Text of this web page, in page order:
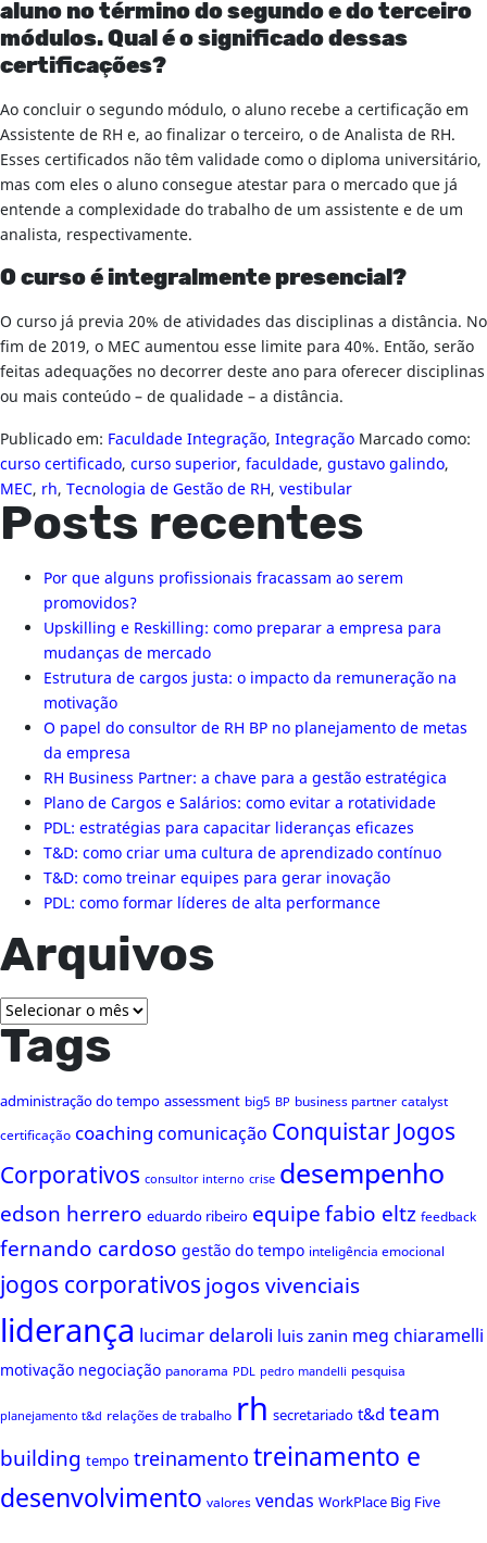
aluno no término do segundo e do terceiro
módulos. Qual é o significado dessas
certificações?
Ao concluir o segundo módulo, o aluno recebe a certificação em
Assistente de RH e, ao finalizar o terceiro, o de Analista de RH.
Esses certificados não têm validade como o diploma universitário,
mas com eles o aluno consegue atestar para o mercado que já
entende a complexidade do trabalho de um assistente e de um
analista, respectivamente.
O curso é integralmente presencial?
O curso já previa 20% de atividades das disciplinas a distância. No
fim de 2019, o MEC aumentou esse limite para 40%. Então, serão
feitas adequações no decorrer deste ano para oferecer disciplinas
ou mais conteúdo – de qualidade – a distância.
Publicado em: Faculdade Integração, Integração Marcado como:
curso certificado, curso superior, faculdade, gustavo galindo,
MEC, rh, Tecnologia de Gestão de RH, vestibular
Posts recentes
Por que alguns profissionais fracassam ao serem
promovidos?
Upskilling e Reskilling: como preparar a empresa para
mudanças de mercado
Estrutura de cargos justa: o impacto da remuneração na
motivação
O papel do consultor de RH BP no planejamento de metas
da empresa
RH Business Partner: a chave para a gestão estratégica
Plano de Cargos e Salários: como evitar a rotatividade
PDL: estratégias para capacitar lideranças eficazes
T&D: como criar uma cultura de aprendizado contínuo
T&D: como treinar equipes para gerar inovação
PDL: como formar líderes de alta performance
Arquivos
Arquivos
Tags
administração do tempo assessment big5 BP business partner catalyst
certificação coaching comunicação Conquistar Jogos
Corporativos consultor interno crise desempenho
edson herrero eduardo ribeiro equipefabio eltz feedback
fernando cardoso gestão do tempo inteligência emocional
jogos corporativos jogos vivenciais
liderança lucimar delaroli luis zanin meg chiaramelli
motivação negociação panorama PDL pedro mandelli pesquisa
planejamento t&d relações de trabalho rh secretariado t&d team
building tempo treinamentotreinamento e
desenvolvimento valores vendas WorkPlace Big Five